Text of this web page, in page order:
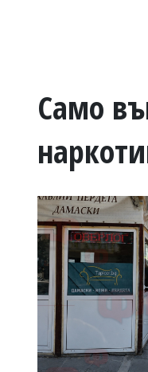
ВОЙНАТА
УКРАЙНА
РАЗСЛЕДВАНЕ
БИЗНЕС
Управители:
v.vasilev@flagman.bg
Само